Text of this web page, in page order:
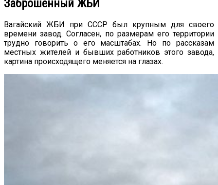
Заброшенный ЖБИ
Вагайский ЖБИ при СССР был крупным для своего
времени завод. Согласен, по размерам его территории
трудно говорить о его масштабах. Но по рассказам
местных жителей и бывших работников этого завода,
картина происходящего меняется на глазах.